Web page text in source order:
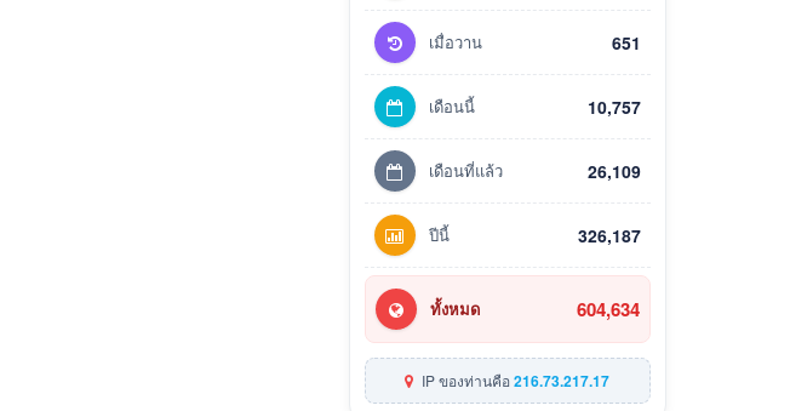
เมื่อวาน 651
เดือนนี้ 10,757
เดือนที่แล้ว 26,109
ปีนี้ 326,187
ทั้งหมด 604,634
IP ของท่านคือ216.73.217.17